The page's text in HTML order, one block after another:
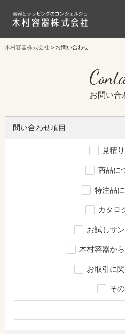
木村容器株式会社 お問い合わせ
お問い合
問い合わせ項目
見積
商品に
特注品
カタロ
お試しサ
木村容器か
お取引に
そ